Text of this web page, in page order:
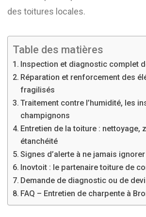
des toitures locales.
Table des matières
Inspection et diagnostic complet
Réparation et renforcement des
fragilisés
Traitement contre l’humidité, les
champignons
Entretien de la toiture : nettoyage,
étanchéité
Signes d’alerte à ne jamais ignorer
Inovtoit : le partenaire toiture de
Demande de diagnostic ou de
FAQ – Entretien de charpente à